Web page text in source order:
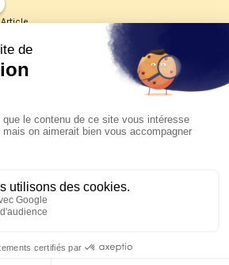
Article
Les reportages d'été 2026 de KTO
La visite pastorale du pape Léon
XIV à Assise à suivre sur KTO le
jeudi 6 août
Le pape en Uruguay, Argentine et
Pérou du 6 au 17 novembre 2026